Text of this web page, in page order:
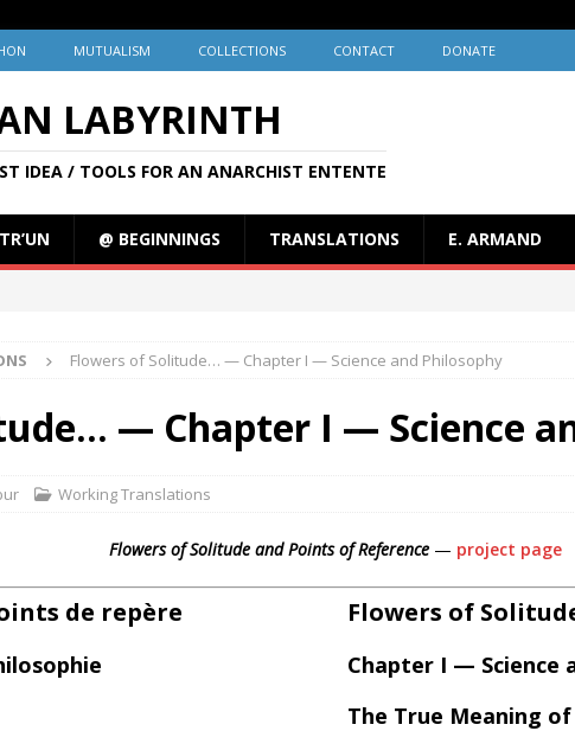
MUTUALISM COLLECTIONS CONTACT DONATE
LABYRINTH
IDEA / TOOLS FOR AN ANARCHIST ENTENTE
@ BEGINNINGS TRANSLATIONS E. ARMAND
Flowers of Solitude… — Chapter I — Science and Philosophy
— Chapter I — Science
Working Translations
Flowers of Solitude and Points of Reference — project page
de repère Flowers of
Chapter I — Science
The True Meaning